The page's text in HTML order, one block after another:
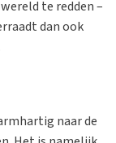
te redden –
dan ook
naar de